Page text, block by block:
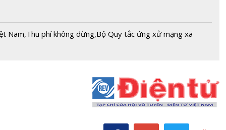
Nam,Thu phí không dừng,Bộ Quy tắc ứng xử mạng xã